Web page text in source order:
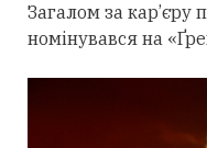
Загалом за кар’єру
номінувався на